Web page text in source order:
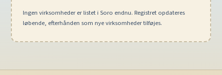
Ingen virksomheder er listet i Soro endnu. Registret opdateres
løbende, efterhånden som nye virksomheder tilføjes.